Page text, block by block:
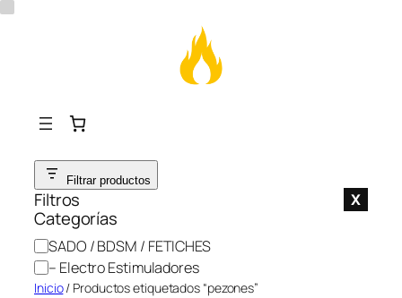
Saltar
contenido
Filtrar productos
Filtros X
Categorías
C
a
t
SADO / BDSM / FETICHES
– Electro Estimuladores
Inicio/ Productos etiquetados “pezones”